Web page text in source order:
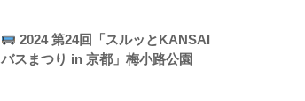
2024 第24回「スルッとKANSAI
バスまつり in 京都」梅小路公園